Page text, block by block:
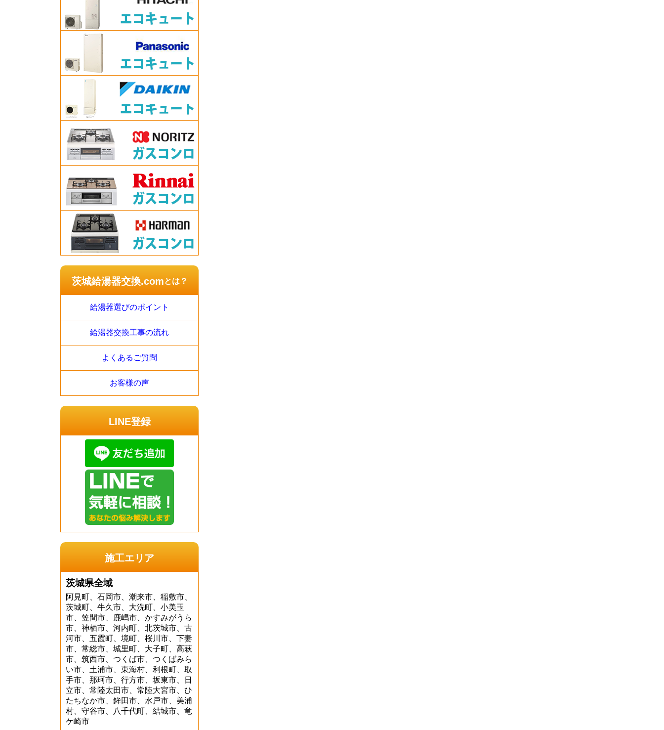
茨城給湯器交換.comとは？
給湯器選びのポイント
給湯器交換工事の流れ
よくあるご質問
お客様の声
LINE登録
施工エリア
茨城県全域
阿見町、石岡市、潮来市、稲敷市、
茨城町、牛久市、大洗町、小美玉
市、笠間市、鹿嶋市、かすみがうら
市、神栖市、河内町、北茨城市、古
河市、五霞町、境町、桜川市、下妻
市、常総市、城里町、大子町、高萩
市、筑西市、つくば市、つくばみら
い市、土浦市、東海村、利根町、取
手市、那珂市、行方市、坂東市、日
立市、常陸太田市、常陸大宮市、ひ
たちなか市、鉾田市、水戸市、美浦
村、守谷市、八千代町、結城市、竜
ケ崎市